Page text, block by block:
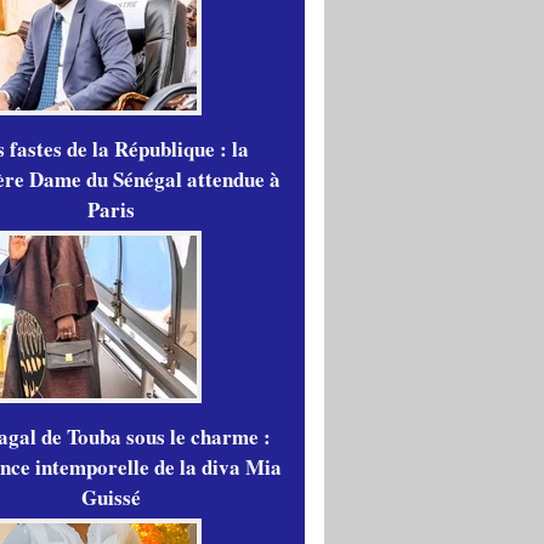
fastes de la République : la
Dame du Sénégal attendue à
Paris
de Touba sous le charme :
intemporelle de la diva Mia
Guissé